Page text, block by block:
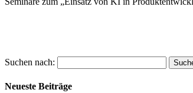
Suchen nach:
Neueste Beiträge